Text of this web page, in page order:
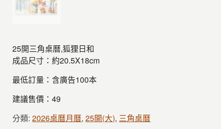
25開三角桌曆,狐狸日和
成品尺寸：約20.5X18cm
最低訂量：含廣告100本
建議售價：49
分類:2026桌曆月曆,25開(大), 三角桌曆